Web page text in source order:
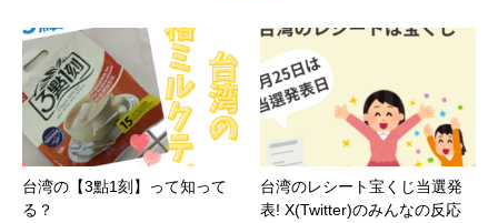
台湾の【3點1刻】って知って
る？
台湾のレシート宝くじ当選発
表! X(Twitter)のみんなの反応